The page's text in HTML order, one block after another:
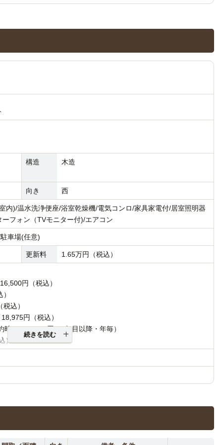
構造 木造
向き 西
内)/温水洗浄便座/浴室乾燥機/電気コンロ/家具家電付/居室照明器
フォン（TVモニター付)/エアコン
車場(任意)
更新料 1.65万円（税込）
円（税込）
込）
円（税込）
）／10,000円（2年目以降・年毎）
）～
続きを読む